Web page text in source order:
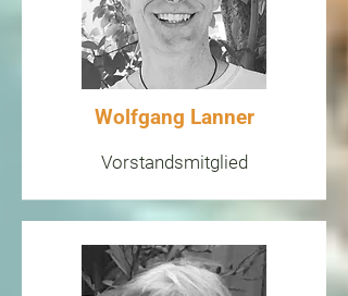
Wolfgang Lanner
Vorstandsmitglied